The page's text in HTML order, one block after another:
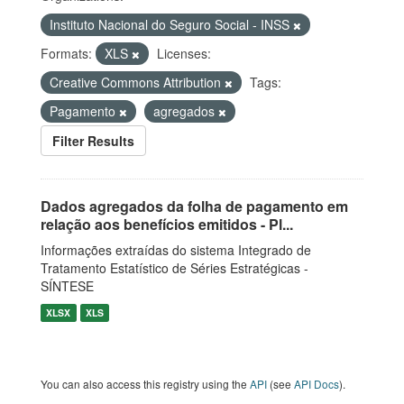
Instituto Nacional do Seguro Social - INSS
Formats:
XLS
Licenses:
Creative Commons Attribution
Tags:
Pagamento
agregados
Filter Results
Dados agregados da folha de pagamento em
relação aos benefícios emitidos - Pl...
Informações extraídas do sistema Integrado de
Tratamento Estatístico de Séries Estratégicas -
SÍNTESE
XLSX XLS
You can also access this registry using the API (see API Docs).